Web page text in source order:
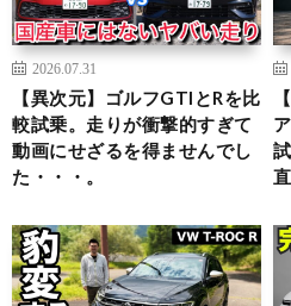
2026.07.31
【異次元】ゴルフGTIとRを比
較試乗。走りが衝撃的すぎて
動画にせざるを得ませんでし
た・・・。